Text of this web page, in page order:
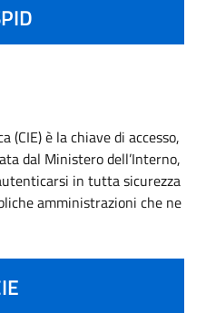
è la chiave di accesso,
dal Ministero dell’Interno,
in tutta sicurezza
amministrazioni che ne